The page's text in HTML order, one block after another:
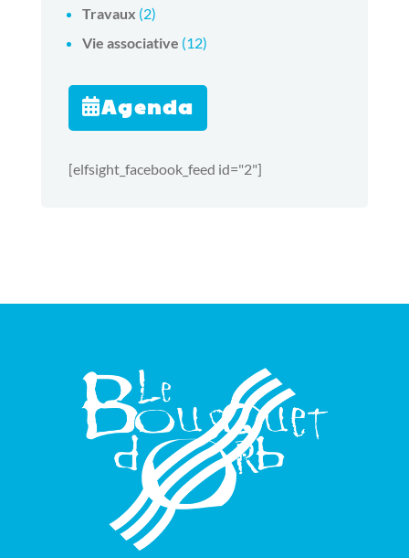
Travaux (2)
Vie associative (12)
Agenda
[elfsight_facebook_feed id="2"]